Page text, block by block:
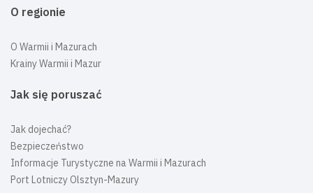
O regionie
O Warmii i Mazurach
Krainy Warmii i Mazur
Jak się poruszać
Jak dojechać?
Bezpieczeństwo
Informacje Turystyczne na Warmii i Mazurach
Port Lotniczy Olsztyn-Mazury